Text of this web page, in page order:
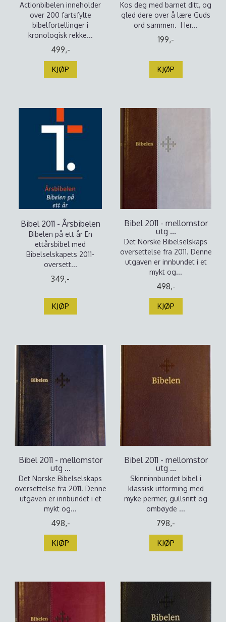
Actionbibelen inneholder
over 200 fartsfylte
bibelfortellinger i
kronologisk rekke...
499,-
KJØP
Kos deg med barnet ditt, og
gled dere over å lære Guds
ord sammen. Her...
199,-
KJØP
Bibel 2011 - Årsbibelen
Bibelen på ett år En
ettårsbibel med
Bibelselskapets 2011-
oversett...
349,-
KJØP
Bibel 2011 - mellomstor
utg ...
Det Norske Bibelselskaps
oversettelse fra 2011. Denne
utgaven er innbundet i et
mykt og...
498,-
KJØP
Bibel 2011 - mellomstor
utg ...
Det Norske Bibelselskaps
oversettelse fra 2011. Denne
utgaven er innbundet i et
mykt og...
498,-
KJØP
Bibel 2011 - mellomstor
utg ...
Skinninnbundet bibel i
klassisk utforming med
myke permer, gullsnitt og
ombøyde ...
798,-
KJØP